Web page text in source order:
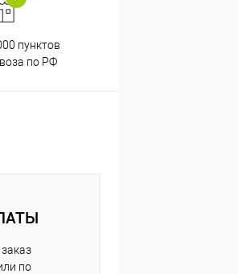
пунктов
по РФ
по